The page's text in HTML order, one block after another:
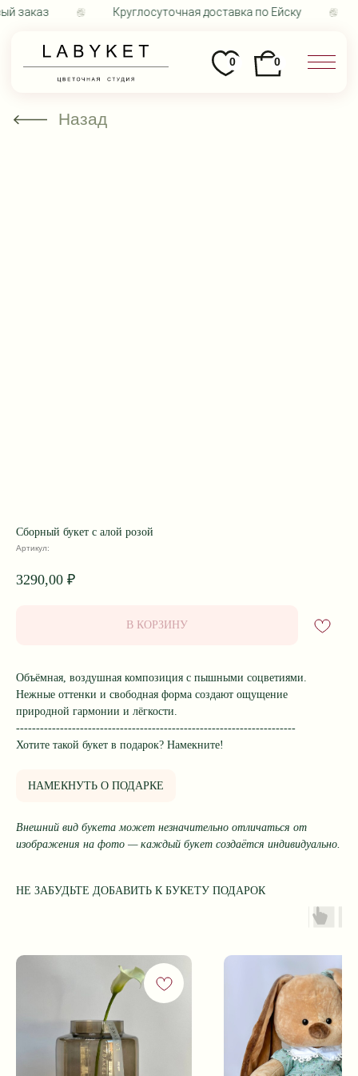
заказ Круглосуточная доставка по Ейску
Назад
Сборный букет с алой розой
Артикул:
3290,00 ₽
В КОРЗИНУ
Объёмная, воздушная композиция с пышными соцветиями.
Нежные оттенки и свободная форма создают ощущение
природной гармонии и лёгкости.
----------------------------------------------------------------------
Хотите такой букет в подарок? Намекните!
НАМЕКНУТЬ О ПОДАРКЕ
Внешний вид букета может незначительно отличаться от
изображения на фото — каждый букет создаётся индивидуально.
НЕ ЗАБУДЬТЕ ДОБАВИТЬ К БУКЕТУ ПОДАРОК